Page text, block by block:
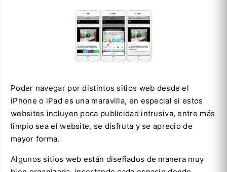
Poder navegar por distintos sitios web desde el
iPhone o iPad es una maravilla, en especial si estos
websites incluyen poca publicidad intrusiva, entre más
limpio sea el website, se disfruta y se aprecio de
mayor forma.
Algunos sitios web están diseñados de manera muy